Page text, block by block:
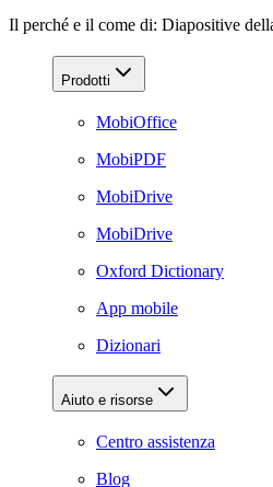
Il perché e il come di: Diapositive
Prodotti
MobiOffice
MobiPDF
MobiDrive
MobiDrive
Oxford Dictionary
App mobile
Dizionari
Aiuto e risorse
Centro assistenza
Blog